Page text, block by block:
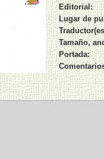
Editorial:
Lugar de
Tamaño,
Portada: